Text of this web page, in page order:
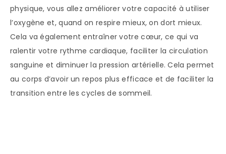
physique, vous allez améliorer votre capacité à utiliser
l’oxygène et, quand on respire mieux, on dort mieux.
Cela va également entraîner votre cœur, ce qui va
ralentir votre rythme cardiaque, faciliter la circulation
sanguine et diminuer la pression artérielle. Cela permet
au corps d’avoir un repos plus efficace et de faciliter la
transition entre les cycles de sommeil.